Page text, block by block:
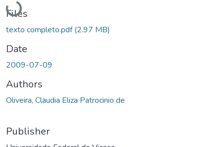
Loading...
Files
texto completo.pdf(2.97 MB)
Date
2009-07-09
Authors
Oliveira, Claudia Eliza Patrocinio de
Publisher